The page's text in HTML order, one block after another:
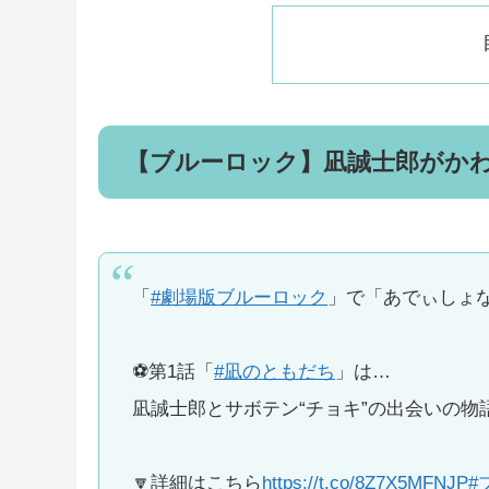
【ブルーロック】凪誠士郎がか
「#劇場版ブルーロック 」で「あでぃしょ
⚽️第1話「#凪のともだち 」は…
凪誠士郎とサボテン“チョキ”の出会いの
🔽詳細はこちらhttps://t.co/8Z7X5MFNJP#